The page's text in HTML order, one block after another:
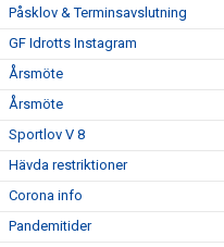
Påsklov & Terminsavslutning
GF Idrotts Instagram
Årsmöte
Årsmöte
Sportlov V 8
Hävda restriktioner
Corona info
Pandemitider